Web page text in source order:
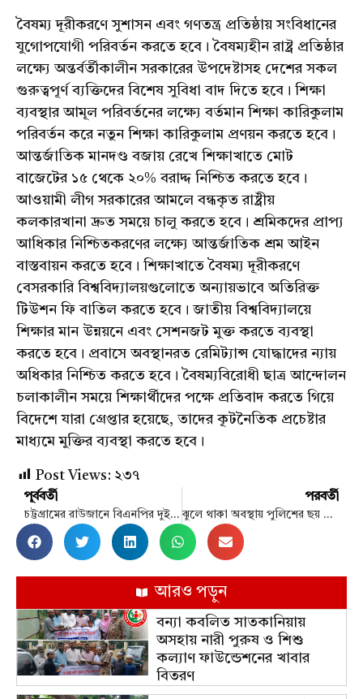
বৈষম্য দূরীকরণে সুশাসন এবং গণতন্ত্র প্রতিষ্ঠায় সংবিধানের
যুগোপযোগী পরিবর্তন করতে হবে। বৈষম্যহীন রাষ্ট্র প্রতিষ্ঠার
লক্ষ্যে অন্তর্বর্তীকালীন সরকারের উপদেষ্টাসহ দেশের সকল
গুরুত্বপূর্ণ ব্যক্তিদের বিশেষ সুবিধা বাদ দিতে হবে। শিক্ষা
ব্যবস্থার আমূল পরিবর্তনের লক্ষ্যে বর্তমান শিক্ষা কারিকুলাম
পরিবর্তন করে নতুন শিক্ষা কারিকুলাম প্রণয়ন করতে হবে।
আন্তর্জাতিক মানদণ্ড বজায় রেখে শিক্ষাখাতে মোট
বাজেটের ১৫ থেকে ২০% বরাদ্দ নিশ্চিত করতে হবে।
আওয়ামী লীগ সরকারের আমলে বন্ধকৃত রাষ্ট্রীয়
কলকারখানা দ্রুত সময়ে চালু করতে হবে। শ্রমিকদের প্রাপ্য
আধিকার নিশ্চিতকরণের লক্ষ্যে আন্তর্জাতিক শ্রম আইন
বাস্তবায়ন করতে হবে। শিক্ষাখাতে বৈষম্য দূরীকরণে
বেসরকারি বিশ্ববিদ্যালয়গুলোতে অন্যায়ভাবে অতিরিক্ত
টিউশন ফি বাতিল করতে হবে। জাতীয় বিশ্ববিদ্যালয়ে
শিক্ষার মান উন্নয়নে এবং সেশনজট মুক্ত করতে ব্যবস্থা
করতে হবে। প্রবাসে অবস্থানরত রেমিট্যান্স যোদ্ধাদের ন্যায়
অধিকার নিশ্চিত করতে হবে। বৈষম্যবিরোধী ছাত্র আন্দোলন
চলাকালীন সময়ে শিক্ষার্থীদের পক্ষে প্রতিবাদ করতে গিয়ে
বিদেশে যারা গ্রেপ্তার হয়েছে, তাদের কূটনৈতিক প্রচেষ্টার
মাধ্যমে মুক্তির ব্যবস্থা করতে হবে।
Post Views: ২৩৭
পূর্ববর্তী
চট্টগ্রামের রাউজানে বিএনপির দুই পক্ষের সংঘর্ষে আহত ১২
পরবর্তী
ঝুলে থাকা অবস্থায় পুলিশের ছয় গুলি, সেই তরুণ বেঁচে আছেন
আরও পড়ুন
বন্যা কবলিত সাতকানিয়ায়
অসহায় নারী পুরুষ ও শিশু
কল্যাণ ফাউন্ডেশনের খাবার
বিতরণ